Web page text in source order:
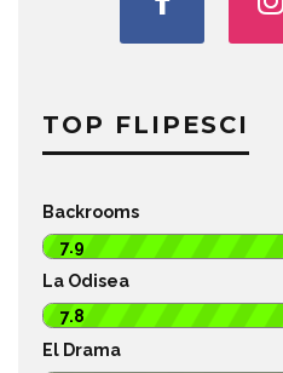
TOP FLIPESCI
Backrooms
7.9
La Odisea
7.8
El Drama